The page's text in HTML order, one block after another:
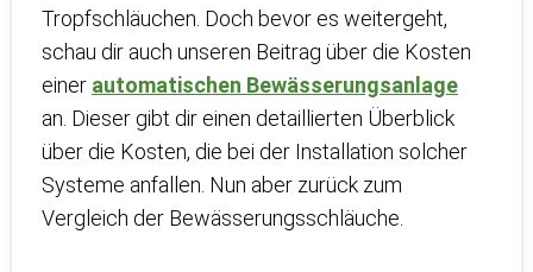
Tropfschläuchen. Doch bevor es weitergeht,
schau dir auch unseren Beitrag über die Kosten
einer automatischen Bewässerungsanlage
an. Dieser gibt dir einen detaillierten Überblick
über die Kosten, die bei der Installation solcher
Systeme anfallen. Nun aber zurück zum
Vergleich der Bewässerungsschläuche.